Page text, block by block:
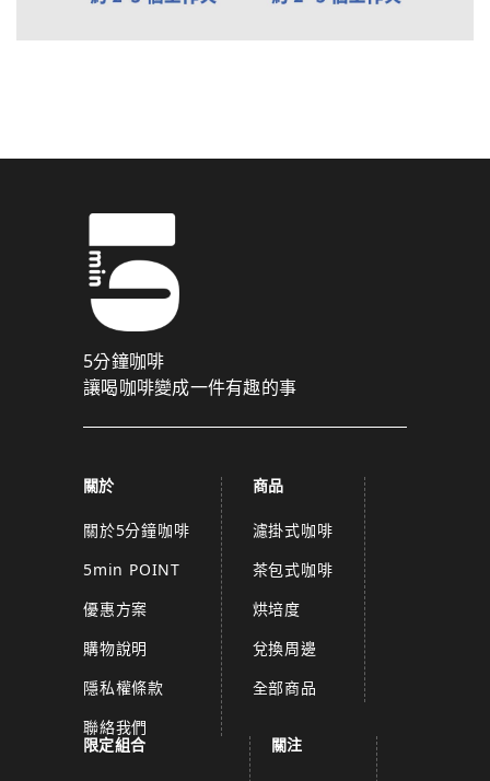
5分鐘咖啡
讓喝咖啡變成一件有趣的事
關於
關於5分鐘咖啡
5min POINT
優惠方案
購物說明
隱私權條款
聯絡我們
商品
濾掛式咖啡
茶包式咖啡
烘培度
兌換周邊
全部商品
限定組合 關注